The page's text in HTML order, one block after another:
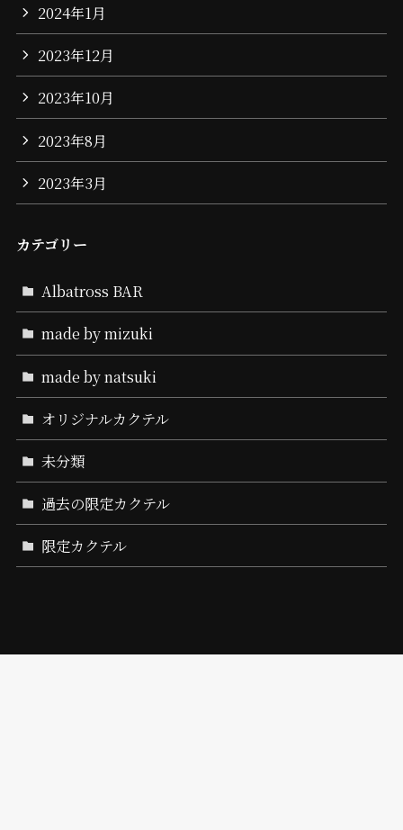
2024年1月
2023年12月
2023年10月
2023年8月
2023年3月
カテゴリー
Albatross BAR
made by mizuki
made by natsuki
オリジナルカクテル
未分類
過去の限定カクテル
限定カクテル